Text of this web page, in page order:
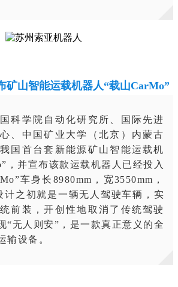
矿山智能运载机器人“载山CarMo”
科学院自动化研究所、国际先进
、中国矿业大学（北京）内蒙古
国首台套新能源矿山智能运载机
，并宣布该款运载机器人已经投入
车身长8980mm，宽3550mm，
计之初就是一辆无人驾驶车辆，实
前装，开创性地取消了传统驾驶
“无人则安”，是一款真正意义的全
输设备。